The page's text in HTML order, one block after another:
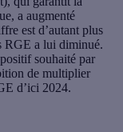
a augmenté
est d’autant plus
RGE a lui diminué.
souhaité par
de multiplier
d’ici 2024.